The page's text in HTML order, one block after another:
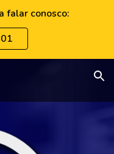
falar conosco: